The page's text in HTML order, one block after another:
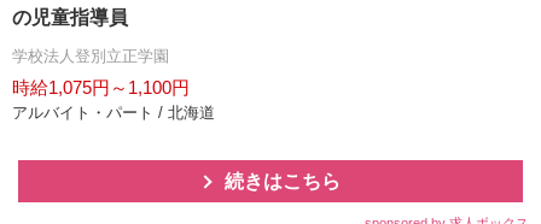
の児童指導員
学校法人登別立正学園
時給1,075円～1,100円
アルバイト・パート / 北海道
続きはこちら